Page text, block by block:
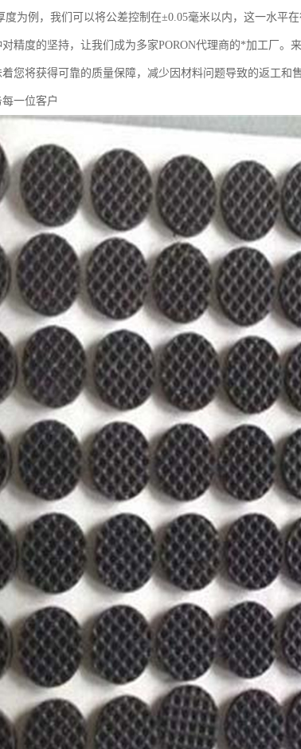
度为例，我们可以将公差控制在±0.05毫米以内，这一水平在
对精度的坚持，让我们成为多家PORON代理商的*加工厂
您将获得可靠的质量保障，减少因材料问题导致的返工和售
一位客户